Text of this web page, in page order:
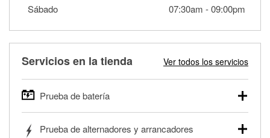
Sábado
07:30am -09:00pm
Servicios en la tienda Ver todos los servicios
Prueba de batería
autos, camionetas, SUVs, vehículos comerciales y
Prueba de alternadores y arrancadores